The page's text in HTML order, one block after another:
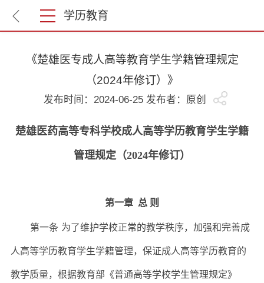
学历教育
《楚雄医专成人高等教育学生学籍管理规定
（2024年修订）》
发布时间：2024-06-25 发布者：原创
楚雄医药高等专科学校成人高等学历教育学生学籍
管理规定（2024年修订）
第一章 总 则
第一条 为了维护学校正常的教学秩序，加强和完善成
人高等学历教育学生学籍管理，保证成人高等学历教育的
教学质量，根据教育部《普通高等学校学生管理规定》